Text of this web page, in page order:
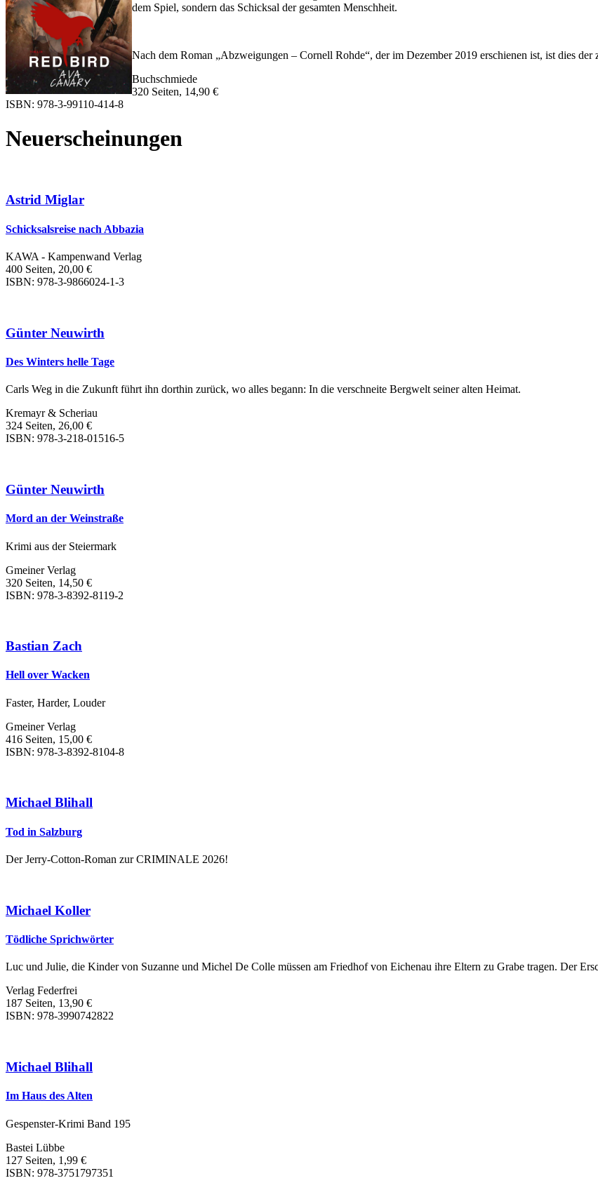
dem Spiel, sondern das Schicksal der gesamten Menschheit.
Nach dem Roman „Abzweigungen – Cornell Rohde“, der im Dezember 2019 erschienen ist, ist dies
Buchschmiede
320 Seiten, 14,90 €
ISBN: 978-3-99110-414-8
Neuerscheinungen
Astrid Miglar
Schicksalsreise nach Abbazia
KAWA - Kampenwand Verlag
400 Seiten, 20,00 €
ISBN: 978-3-9866024-1-3
Günter Neuwirth
Des Winters helle Tage
Carls Weg in die Zukunft führt ihn dorthin zurück, wo alles begann: In die verschneite Bergwelt seiner alten Heimat.
Kremayr & Scheriau
324 Seiten, 26,00 €
ISBN: 978-3-218-01516-5
Günter Neuwirth
Mord an der Weinstraße
Krimi aus der Steiermark
Gmeiner Verlag
320 Seiten, 14,50 €
ISBN: 978-3-8392-8119-2
Bastian Zach
Hell over Wacken
Faster, Harder, Louder
Gmeiner Verlag
416 Seiten, 15,00 €
ISBN: 978-3-8392-8104-8
Michael Blihall
Tod in Salzburg
Der Jerry-Cotton-Roman zur CRIMINALE 2026!
Michael Koller
Tödliche Sprichwörter
Luc und Julie, die Kinder von Suzanne und Michel De Colle müssen am Friedhof von Eichenau ihre Eltern zu Grabe tragen. Der
Verlag Federfrei
187 Seiten, 13,90 €
ISBN: 978-3990742822
Michael Blihall
Im Haus des Alten
Gespenster-Krimi Band 195
Bastei Lübbe
127 Seiten, 1,99 €
ISBN: 978-3751797351